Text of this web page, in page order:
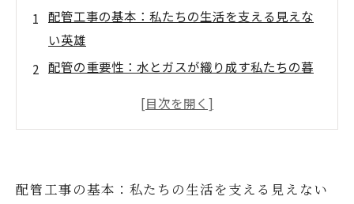
配管工事の基本：私たちの生活を支える見えな
い英雄
配管の重要性：水とガスが織り成す私たちの暮
環境への配慮：持続可能な配管工事の未来とは
望
配管工事の基本：私たちの生活を支える見えない